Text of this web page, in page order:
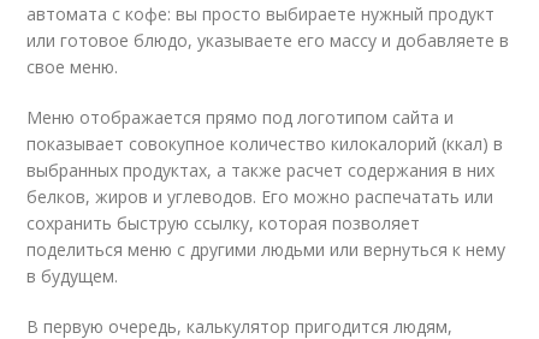
автомата с кофе: вы просто выбираете нужный продукт
или готовое блюдо, указываете его массу и добавляете в
свое меню.
Меню отображается прямо под логотипом сайта и
показывает совокупное количество килокалорий (ккал) в
выбранных продуктах, а также расчет содержания в них
белков, жиров и углеводов. Его можно распечатать или
сохранить быструю ссылку, которая позволяет
поделиться меню с другими людьми или вернуться к нему
в будущем.
В первую очередь, калькулятор пригодится людям,